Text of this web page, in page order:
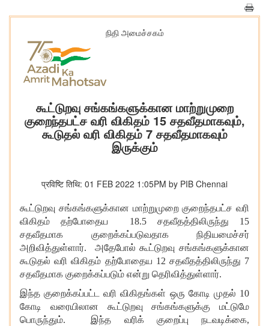
நிதி அமைச்சகம்
கூட்டுறவு சங்கங்களுக்கான மாற்றுமுறை
குறைந்தபட்ச வரி விகிதம் 15 சதவீதமாகவும்,
கூடுதல் வரி விகிதம் 7 சதவீதமாகவும்
இருக்கும்
प्रविष्टि तिथि: 01 FEB 2022 1:05PM by PIB Chennai
கூட்டுறவு சங்கங்களுக்கான மாற்றுமுறை குறைந்தபட்ச வரி
விகிதம் தற்போதைய 18.5 சதவீதத்திலிருந்து 15
சதவீதமாக குறைக்கப்படுவதாக நிதியமைச்சர்
அறிவித்துள்ளார். அதேபோல் கூட்டுறவு சங்கங்களுக்கான
கூடுதல் வரி விகிதம் தற்போதைய 12 சதவீதத்திலிருந்து 7
சதவீதமாக குறைக்கப்படும் என்று தெரிவித்துள்ளார்.
இந்த குறைக்கப்பட்ட வரி விகிதங்கள் ஒரு கோடி முதல் 10
கோடி வரையிலான கூட்டுறவு சங்கங்களுக்கு மட்டுமே
பொருந்தும். இந்த வரிக் குறைப்பு நடவடிக்கை,